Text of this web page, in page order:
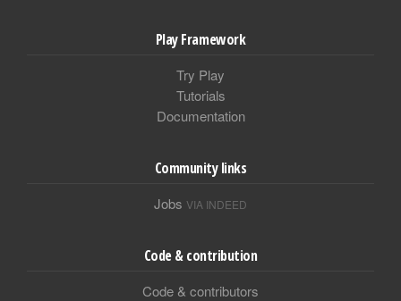
Play Framework
Try Play
Tutorials
Documentation
Community links
Jobs VIA INDEED
Code & contribution
Code & contributors